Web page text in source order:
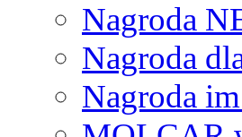
Nagroda
Nagroda
Nagroda